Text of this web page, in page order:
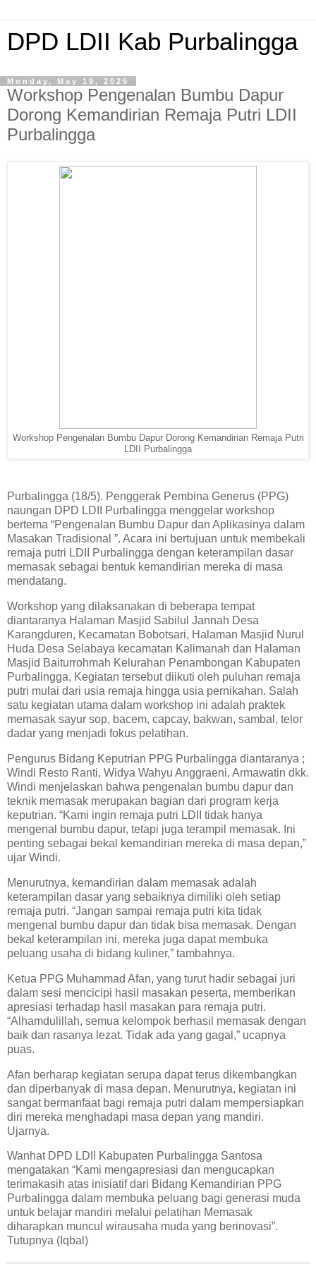
DPD LDII Kab Purbalingga
Monday, May 19, 2025
Workshop Pengenalan Bumbu Dapur
Dorong Kemandirian Remaja Putri LDII
Purbalingga
Workshop Pengenalan Bumbu Dapur Dorong Kemandirian Remaja Putri
LDII Purbalingga
Purbalingga (18/5). Penggerak Pembina Generus (PPG)
naungan DPD LDII Purbalingga menggelar workshop
bertema “Pengenalan Bumbu Dapur dan Aplikasinya dalam
Masakan Tradisional ”. Acara ini bertujuan untuk membekali
remaja putri LDII Purbalingga dengan keterampilan dasar
memasak sebagai bentuk kemandirian mereka di masa
mendatang.
Workshop yang dilaksanakan di beberapa tempat
diantaranya Halaman Masjid Sabilul Jannah Desa
Karangduren, Kecamatan Bobotsari, Halaman Masjid Nurul
Huda Desa Selabaya kecamatan Kalimanah dan Halaman
Masjid Baiturrohmah Kelurahan Penambongan Kabupaten
Purbalingga, Kegiatan tersebut diikuti oleh puluhan remaja
putri mulai dari usia remaja hingga usia pernikahan. Salah
satu kegiatan utama dalam workshop ini adalah praktek
memasak sayur sop, bacem, capcay, bakwan, sambal, telor
dadar yang menjadi fokus pelatihan.
Pengurus Bidang Keputrian PPG Purbalingga diantaranya ;
Windi Resto Ranti, Widya Wahyu Anggraeni, Armawatin dkk.
Windi menjelaskan bahwa pengenalan bumbu dapur dan
teknik memasak merupakan bagian dari program kerja
keputrian. “Kami ingin remaja putri LDII tidak hanya
mengenal bumbu dapur, tetapi juga terampil memasak. Ini
penting sebagai bekal kemandirian mereka di masa depan,”
ujar Windi.
Menurutnya, kemandirian dalam memasak adalah
keterampilan dasar yang sebaiknya dimiliki oleh setiap
remaja putri. “Jangan sampai remaja putri kita tidak
mengenal bumbu dapur dan tidak bisa memasak. Dengan
bekal keterampilan ini, mereka juga dapat membuka
peluang usaha di bidang kuliner,” tambahnya.
Ketua PPG Muhammad Afan, yang turut hadir sebagai juri
dalam sesi mencicipi hasil masakan peserta, memberikan
apresiasi terhadap hasil masakan para remaja putri.
“Alhamdulillah, semua kelompok berhasil memasak dengan
baik dan rasanya lezat. Tidak ada yang gagal,” ucapnya
puas.
Afan berharap kegiatan serupa dapat terus dikembangkan
dan diperbanyak di masa depan. Menurutnya, kegiatan ini
sangat bermanfaat bagi remaja putri dalam mempersiapkan
diri mereka menghadapi masa depan yang mandiri.
Ujarnya.
Wanhat DPD LDII Kabupaten Purbalingga Santosa
mengatakan “Kami mengapresiasi dan mengucapkan
terimakasih atas inisiatif dari Bidang Kemandirian PPG
Purbalingga dalam membuka peluang bagi generasi muda
untuk belajar mandiri melalui pelatihan Memasak
diharapkan muncul wirausaha muda yang berinovasi”.
Tutupnya (Iqbal)